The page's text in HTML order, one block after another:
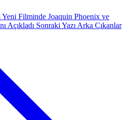
Yeni Filminde Joaquin Phoenix ve
Açıkladı Sonraki Yazı Arka Çıkanlar